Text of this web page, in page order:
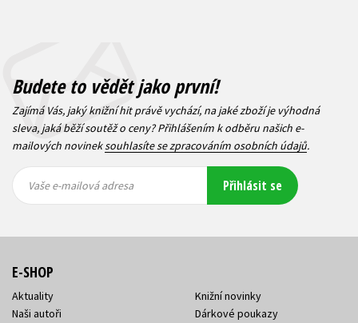
Budete to vědět jako první!
Zajímá Vás, jaký knižní hit právě vychází, na jaké zboží je výhodná
sleva, jaká běží soutěž o ceny? Přihlášením k odběru našich e-
mailových novineksouhlasíte se zpracováním osobních údajů.
mailová
mailová
Vaše e-mailová adresa Přihlásit se
E-SHOP
Aktuality
Naši autoři
Knižní novinky
Dárkové poukazy